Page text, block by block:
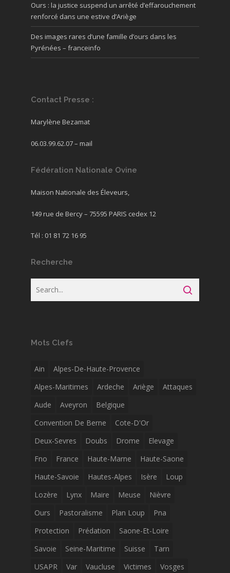
Ours : la justice suspend un arrêté d’effarouchement
renforcé dans une estive d’Ariège
Des images rares d’une famille d’ours dans les
Pyrénées – franceinfo
Contact Presse :
Marylène Bezamat
06.03.99.62.07 – mail
Fédération Nationale Ovine
Maison Nationale des Éleveurs,
149 rue de Bercy – 75595 PARIS cedex 12
Tél : 01 81 72 16 95
Recherche
Mots Clefs
Ain
Alpes-De-Haute-Provence
Alpes-Maritimes
Ardeche Ariège
Attaques
Aude
Aveyron
Belgique
Convention De Berne
Cote-D'Or
Deux-Sevres
Doubs Drome
Elevage
Fno
France Haute-Marne
Haute-Saone
Haute-Savoie
Hautes-Alpes Isère
Loup
Lozère
Lynx Maire Meuse
Nièvre
Ours
Pastoralisme Plan Loup
Pna
Protection
Prédation
Saone-Et-Loire
Savoie
Seine-Maritime Suisse
Tarn
USAPR
Var Vaucluse Victimes Vosges